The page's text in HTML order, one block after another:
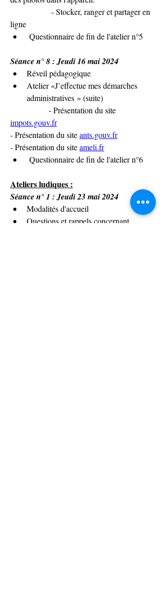
ligne
Questionnaire de fin de l'atelier n°5
Séance n° 8 : Jeudi 16 mai 2024
Réveil pédagogique
Atelier «J’effectue mes démarches
administratives » (suite)
impots.gouv.fr
- Présentation du site ants.gouv.fr
- Présentation du site ameli.fr
Questionnaire de fin de l'atelier n°6
Ateliers ludiques :
Séance n° 1 : Jeudi 23 mai 2024
Modalités d'accueil
Questions et rappels concernant